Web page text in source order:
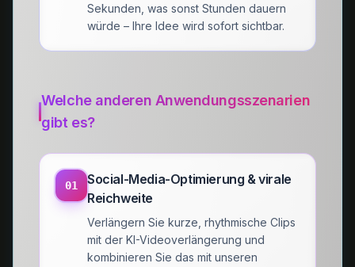
Sekunden, was sonst Stunden dauern
würde – Ihre Idee wird sofort sichtbar.
Welche anderen Anwendungsszenarien
gibt es?
01
Social-Media-Optimierung & virale
Reichweite
Verlängern Sie kurze, rhythmische Clips
mit der KI-Videoverlängerung und
kombinieren Sie das mit unseren